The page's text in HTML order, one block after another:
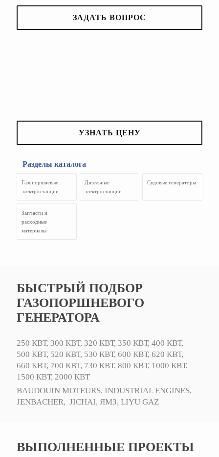
ЗАДАТЬ ВОПРОС
УЗНАТЬ ЦЕНУ
Разделы каталога
Газопоршневые
электростанции
Дизельные
электростанции
Судовые генераторы
Запчасти и
расходные
материалы
БЫСТРЫЙ ПОДБОР
ГАЗОПОРШНЕВОГО
ГЕНЕРАТОРА
250 КВТ, 300 КВТ, 320 КВТ, 350 КВТ, 400 КВТ,
500 КВТ, 520 КВТ, 530 КВТ, 600 КВТ, 620 КВТ,
660 КВТ, 700 КВТ, 730 КВТ, 800 КВТ, 1000 КВТ,
1500 КВТ, 2000 КВТ
BAUDOUIN MOTEURS, INDUSTRIAL ENGINES,
JENBACHER, JICHAI, ЯМЗ, LIYU GAZ
ВЫПОЛНЕННЫЕ ПРОЕКТЫ